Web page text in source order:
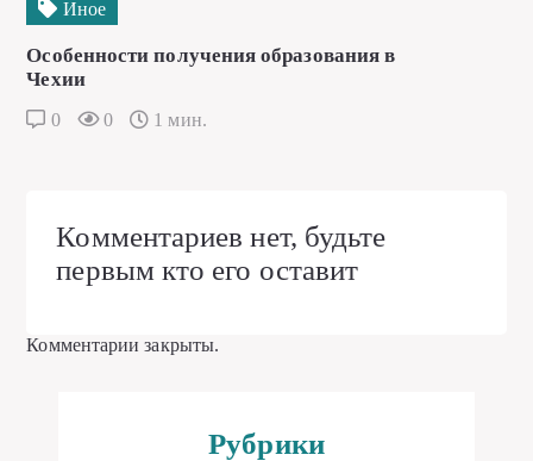
Иное
Особенности получения образования в
Чехии
0 0 1 мин.
Комментариев нет, будьте
первым кто его оставит
Комментарии закрыты.
Рубрики